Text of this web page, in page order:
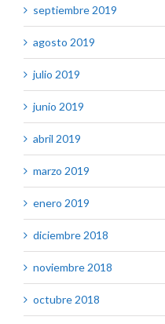
septiembre 2019
agosto 2019
julio 2019
junio 2019
abril 2019
marzo 2019
enero 2019
diciembre 2018
noviembre 2018
octubre 2018